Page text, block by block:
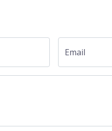
Email